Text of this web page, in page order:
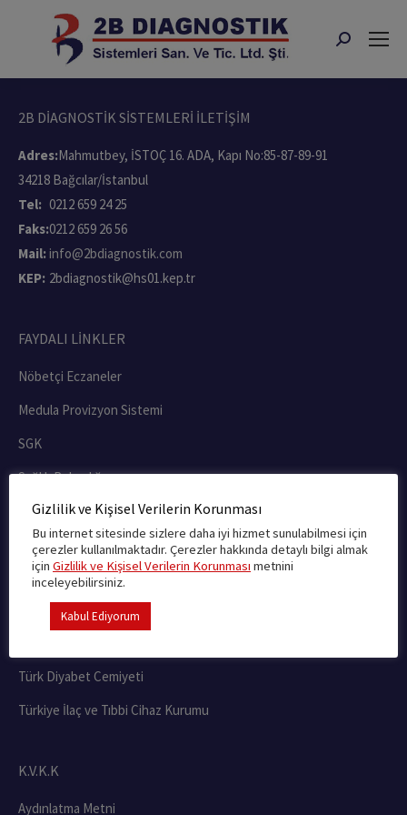
Search:
2B DİAGNOSTİK SİSTEMLERİ İLETİŞİM
Adres:Mahmutbey, İSTOÇ 16. ADA, Kapı No:85-87-89-91
34218 Bağcılar/İstanbul
Tel: 0212 659 24 25
Faks:0212 659 26 56
Mail: info@2bdiagnostik.com
KEP: 2bdiagnostik@hs01.kep.tr
FAYDALI LİNKLER
Nöbetçi Eczaneler
Medula Provizyon Sistemi
SGK
Sağlık Bakanlığı
Ürün Takip Sistemi
FAYDALI LİNKLER
Türkiye Eczaneler Birliği
Türk Diyabet Cemiyeti
Türkiye İlaç ve Tıbbi Cihaz Kurumu
K.V.K.K
Aydınlatma Metni
Gizlilik ve Kişisel Verilerin Korunması
Bu internet sitesinde sizlere daha iyi hizmet sunulabilmesi için
çerezler kullanılmaktadır. Çerezler hakkında detaylı bilgi almak
için Gizlilik ve Kişisel Verilerin Korunması metnini
inceleyebilirsiniz.
Kabul Ediyorum